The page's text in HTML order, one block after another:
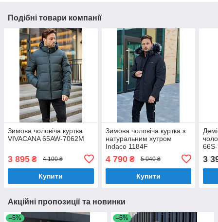
Подібні товари компанії
Зимова чоловіча куртка
VIVACANA 65AW-7062M
3 895 ₴ 4 100 ₴
Купити
Зимова чоловіча куртка з
натуральним хутром
Indaco 1184F
4 790₴ 5 040 ₴
Купити
3
Акційні пропозиції та новинки
–5% –5%